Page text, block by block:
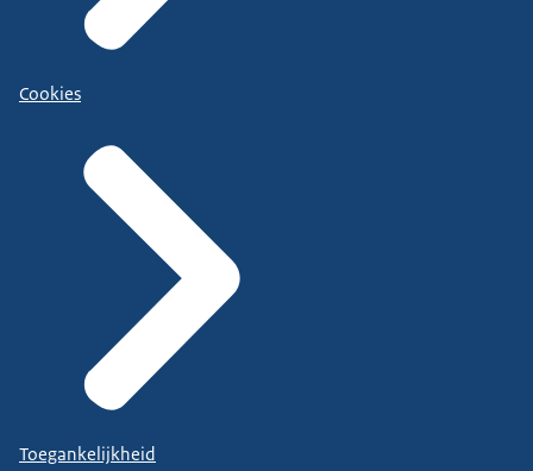
Cookies
Toegankelijkheid